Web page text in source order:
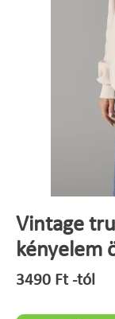
Vintage
kényelem
3490 Ft-tól